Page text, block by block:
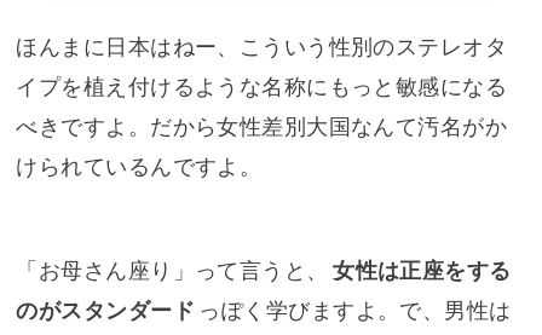
ほんまに日本はねー、こういう性別のステレオタ
イプを植え付けるような名称にもっと敏感になる
べきですよ。だから女性差別大国なんて汚名がか
けられているんですよ。
「お母さん座り」って言うと、
女性は正座をする
のがスタンダード っぽく学びますよ。で、男性は